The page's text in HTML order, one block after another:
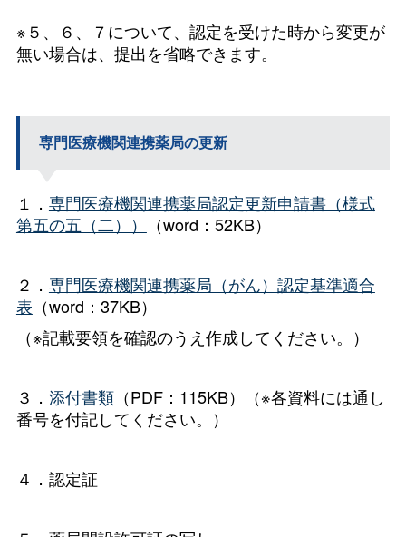
※５、６、７について、認定を受けた時から変更が
無い場合は、提出を省略できます。
専門医療機関連携薬局の更新
１． 専門医療機関連携薬局認定更新申請書（様式
第五の五（二））
（word：52KB）
２． 専門医療機関連携薬局（がん）認定基準適合
表 （word：37KB）
（※記載要領を確認のうえ作成してください。）
３． 添付書類（PDF：115KB）（※各資料には通し
番号を付記してください。）
４．認定証